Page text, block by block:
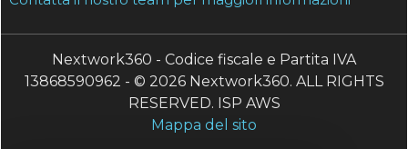
Nextwork360 - Codice fiscale e Partita IVA
13868590962 - © 2026 Nextwork360. ALL RIGHTS
RESERVED. ISP AWS
Mappa del sito